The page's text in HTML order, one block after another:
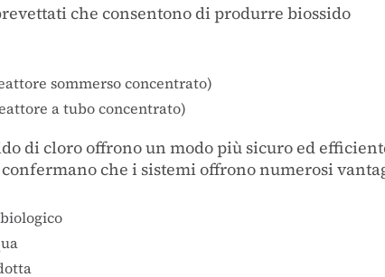
che consentono di produrre biossido
sommerso concentrato)
a tubo concentrato)
di cloro offrono un modo più sicuro ed
che i sistemi offrono numerosi